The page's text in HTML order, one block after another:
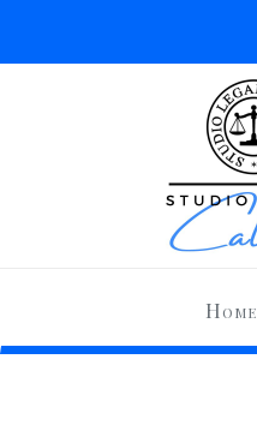
Home